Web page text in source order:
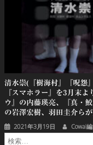
清水崇(『樹海村』『呪怨
『スマホラー』を3月末
ウ』の内藤瑛亮、『真・
の岩澤宏樹、羽田圭介ら
2021年3月19日 Cowai